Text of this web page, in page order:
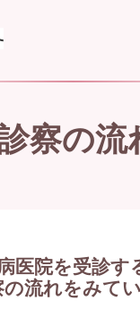
察の流
医院を受診す
流れをみてい